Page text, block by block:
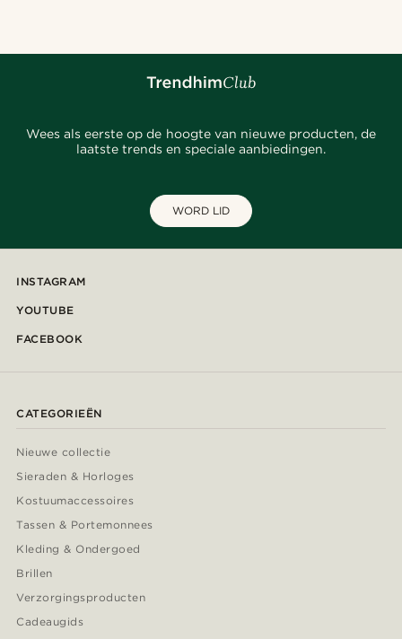
Wees als eerste op de hoogte van nieuwe producten, de
laatste trends en speciale aanbiedingen.
WORD LID
INSTAGRAM
YOUTUBE
FACEBOOK
CATEGORIEËN
Nieuwe collectie
Sieraden & Horloges
Kostuumaccessoires
Tassen & Portemonnees
Kleding & Ondergoed
Brillen
Verzorgingsproducten
Cadeaugids